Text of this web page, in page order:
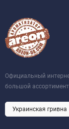
Официальный
большой